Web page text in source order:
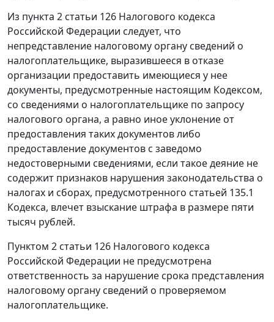
Из пункта 2 статьи 126 Налогового кодекса
Российской Федерации следует, что
непредставление налоговому органу сведений о
налогоплательщике, выразившееся в отказе
организации предоставить имеющиеся у нее
документы, предусмотренные настоящим Кодексом,
со сведениями о налогоплательщике по запросу
налогового органа, а равно иное уклонение от
предоставления таких документов либо
предоставление документов с заведомо
недостоверными сведениями, если такое деяние не
содержит признаков нарушения законодательства о
налогах и сборах, предусмотренного статьей 135.1
Кодекса, влечет взыскание штрафа в размере пяти
тысяч рублей.
Пунктом 2 статьи 126 Налогового кодекса
Российской Федерации не предусмотрена
ответственность за нарушение срока представления
налоговому органу сведений о проверяемом
налогоплательщике.